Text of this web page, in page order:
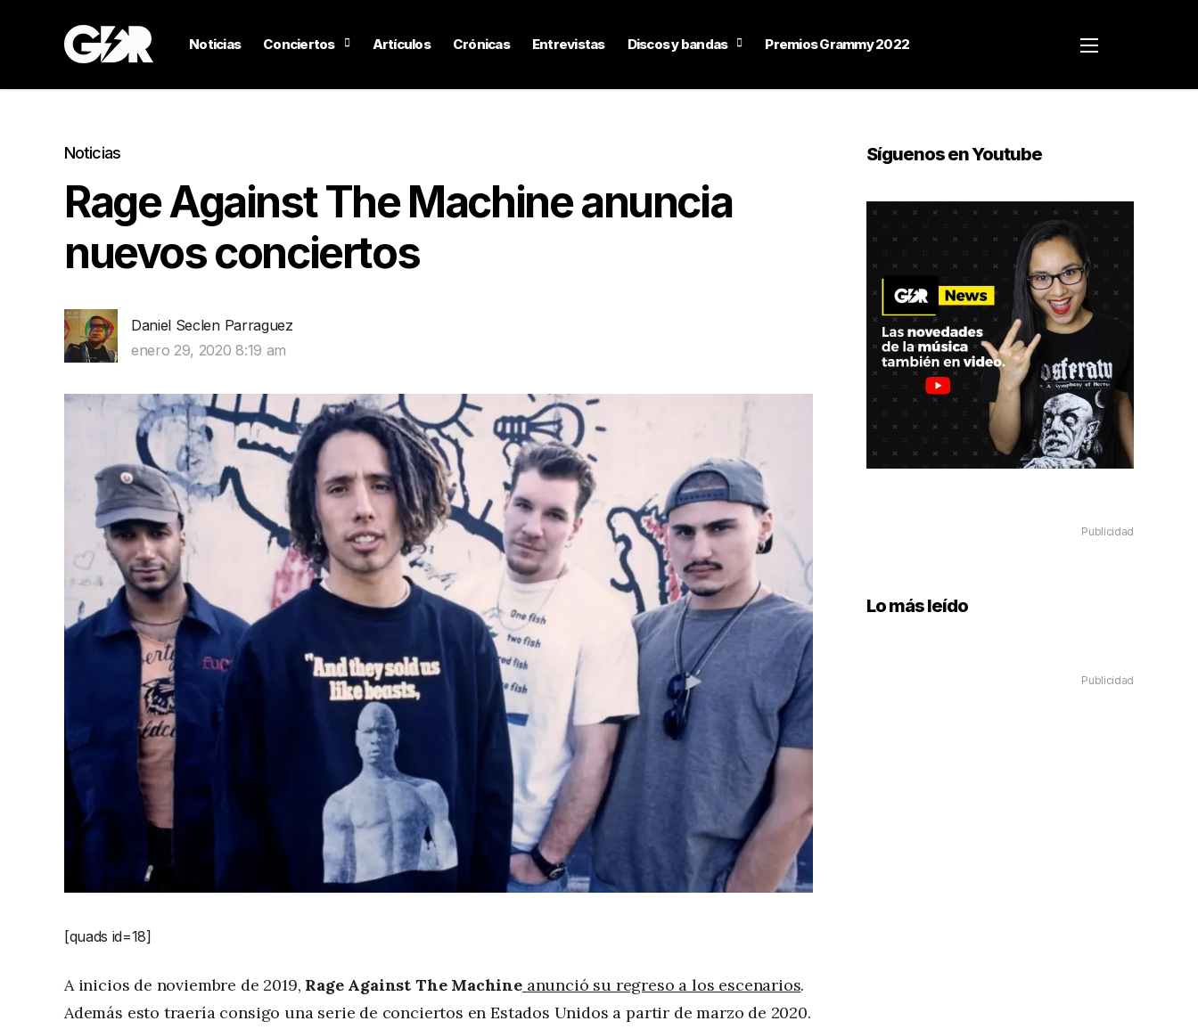
Noticias Conciertos Artículos Crónicas Entrevistas Discos y bandas Premios Grammy 2022
Noticias
Rage Against The Machine anuncia
nuevos conciertos
Daniel Seclen Parraguez
enero 29, 2020 8:19 am
[quads id=18]
A inicios de noviembre de 2019, Rage Against The Machineanunció su regreso a los escenarios.
Además esto traería consigo una serie de conciertos en Estados Unidos a partir de marzo de 2020.
Síguenos en Youtube
Publicidad
Lo más leído
Publicidad